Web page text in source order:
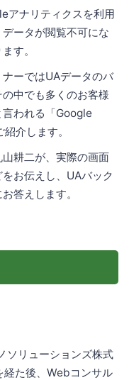
アナリティクスを利用
ータが閲覧不可にな
す。
ーではUAデータのバ
中でも多くのお客様
われる「Google
介します。
耕二が、実際の画面
お伝えし、UAバック
答えします。
ソリューションズ株式
経た後、Webコンサル